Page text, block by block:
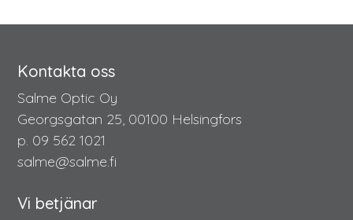
Kontakta oss
Salme Optic Oy
Georgsgatan 25, 00100 Helsingfors
p. 09 562 1021
salme@salme.fi
Vi betjänar